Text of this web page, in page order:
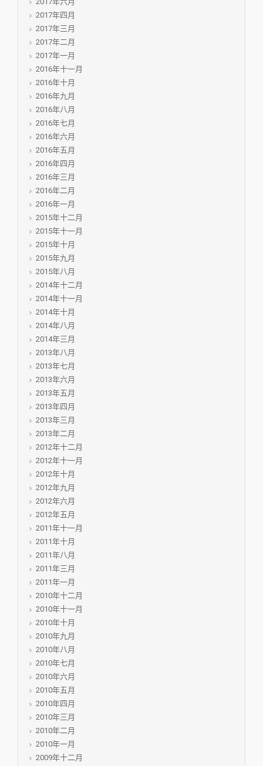
2017年四月
2017年三月
2017年二月
2017年一月
2016年十一月
2016年十月
2016年九月
2016年八月
2016年七月
2016年六月
2016年五月
2016年四月
2016年三月
2016年二月
2016年一月
2015年十二月
2015年十一月
2015年十月
2015年九月
2015年八月
2014年十二月
2014年十一月
2014年十月
2014年八月
2014年三月
2013年八月
2013年七月
2013年六月
2013年五月
2013年四月
2013年三月
2013年二月
2012年十二月
2012年十一月
2012年十月
2012年九月
2012年六月
2012年五月
2011年十一月
2011年十月
2011年八月
2011年三月
2011年一月
2010年十二月
2010年十一月
2010年十月
2010年九月
2010年八月
2010年七月
2010年六月
2010年五月
2010年四月
2010年三月
2010年二月
2010年一月
2009年十二月